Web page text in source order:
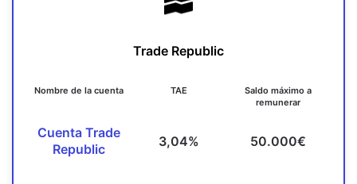
Trade Republic
Nombre de la cuenta
Cuenta Trade
Republic
TAE
3,04%
Saldo máximo a
remunerar
50.000€